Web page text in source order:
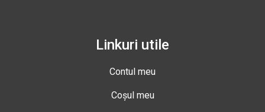
Linkuri utile
Contul meu
Coșul meu